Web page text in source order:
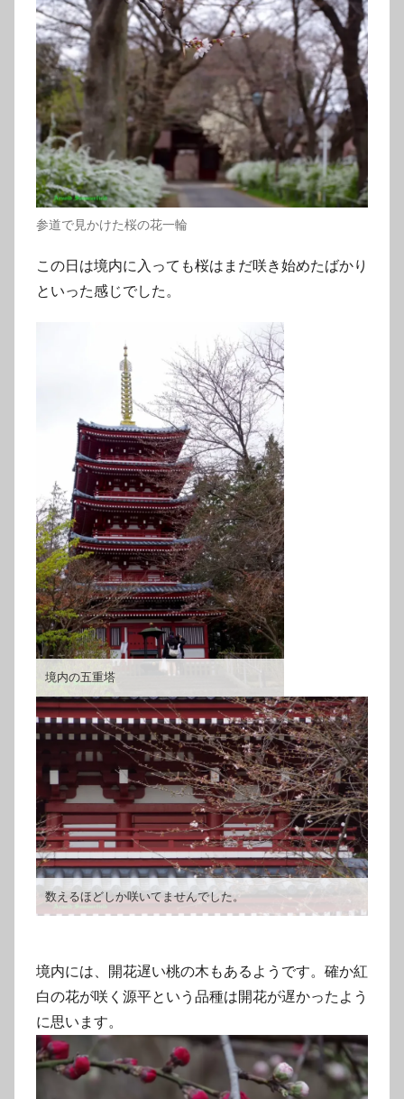
参道で見かけた桜の花一輪
この日は境内に入っても桜はまだ咲き始めたばかり
といった感じでした。
境内の五重塔
数えるほどしか咲いてませんでした。
境内には、開花遅い桃の木もあるようです。確か紅
白の花が咲く源平という品種は開花が遅かったよう
に思います。